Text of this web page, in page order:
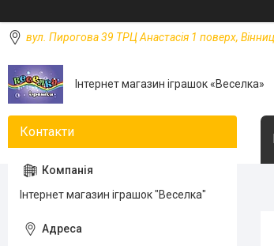
вул. Пирогова 39 ТРЦ Анастасія 1 поверх,
Інтернет магазин іграшок «Веселка»
Інтернет магазин іграшок "Веселка"